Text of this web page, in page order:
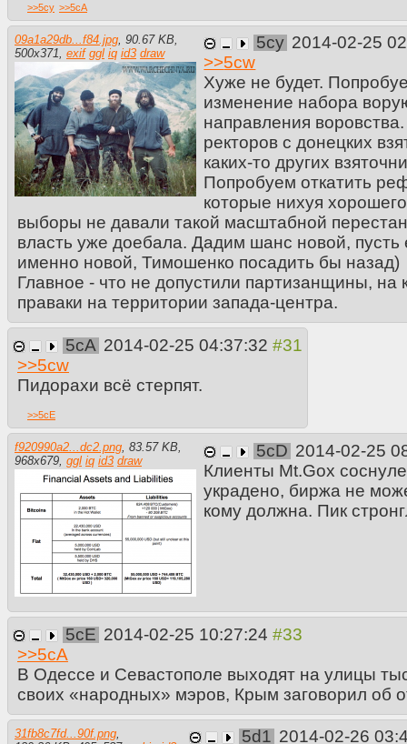
Министерство обороны – Андрей Парубий
Министерство доходов и сборов – Александра Кужель
Министерство экологии и природных ресурсов – Ирина
Министерство экономического развития и торговли –
Министерство иностранных дел – Борис Тарасюк
Министерство культуры – Богдан Бенюк («Свобода»)
Министерство молодежи и спорта – Артур Палатный
Министерство образования – Ирина Фарион
Министерство промышленной политики – Оксана
Министерство здравоохранения – Ольга Богомолец
Министерство регионального развития,
Министерство социальной политики – Людмила
Министерство финансов – Виктор Пинзеник («УДАР»)
Министерство юстиции – Андрей Мохнык («Свобода»)
Источник
Правда, "еще не вечер" - По сообщениям из ближнего
февраля в Киеве готовится «второй этап
шваль не слила в бачок одержанную победу» (Д. Ярош).
Такие дела.
>>5cy >>5cA
09a1a29db...f84.jpg 90.67 KB
500x371 exif ggl iq id3 draw
5cy 2014-02-25
>>5cw
Хуже не будет.
изменение набора
направления
ректоров с донецких
каких-то других
Попробуем откатить
которые нихуя
выборы не давали такой масштабной
власть уже доебала. Дадим шанс новой,
именно новой, Тимошенко посадить бы назад)
Главное - что не допустили партизанщины,
праваки на территории запада-центра.
5cA 2014-02-25 04:37:32
>>5cw
Пидорахи всё стерпят.
>>5cE
f920990a2...dc2.png 83.57 KB
968x679 ggl iq id3 draw
5cD 2014-02-25
Клиенты Mt.Gox
украдено, биржа не
кому должна. Пик
5cE 2014-02-25 10:27:24
>>5cA
В Одессе и Севастополе выходят на улицы
своих «народных» мэров, Крым заговорил об
31fb8c7fd...90f.png 5d1 2014-02-26